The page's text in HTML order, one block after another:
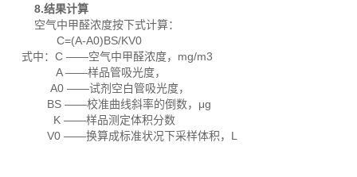
8.结果计算
空气中甲醛浓度按下式计算：
C=(A-A0)BS/KV0
式中：C ——空气中甲醛浓度，mg/m3
A ——样品管吸光度，
A0 ——试剂空白管吸光度，
BS ——校准曲线斜率的倒数，μg
K ——样品测定体积分数
V0 ——换算成标准状况下采样体积，L